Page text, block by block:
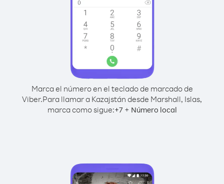
Marca el número en el teclado de marcado de
Viber.Para llamar a Kazajstán desde Marshall, Islas,
marca como sigue:+7+ Número local